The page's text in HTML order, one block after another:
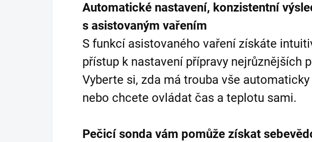
Automatické nastavení, konzistentní
s asistovaným vařením
S funkcí asistovaného vaření získáte
přístup k nastavení přípravy nejrůznějších
Vyberte si, zda má trouba vše
nebo chcete ovládat čas a teplotu sami.
Pečicí sonda vám pomůže získat